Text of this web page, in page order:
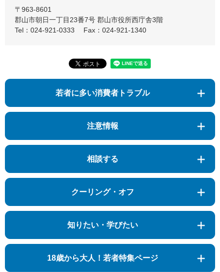
〒963-8601
郡山市朝日一丁目23番7号 郡山市役所西庁舎3階
Tel：024-921-0333
Fax：024-921-1340
若者に多い消費者トラブル
注意情報
相談する
クーリング・オフ
知りたい・学びたい
18歳から大人！若者特集ページ